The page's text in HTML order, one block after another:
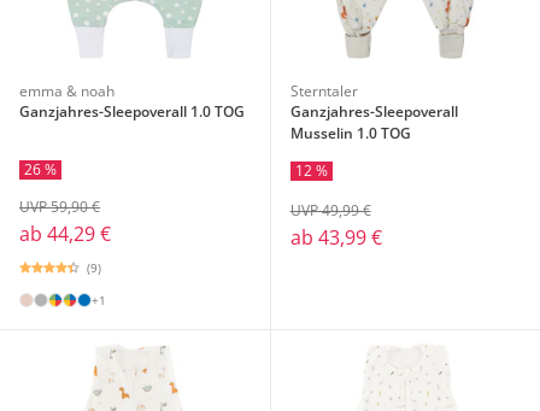
emma & noah
Ganzjahres-Sleepoverall 1.0 TOG
26 %
ab 44,29 €
UVP 59,90 €
(9)
+1
Sterntaler
Ganzjahres-Sleepoverall
Musselin 1.0 TOG
12 %
ab 43,99 €
UVP 49,99 €